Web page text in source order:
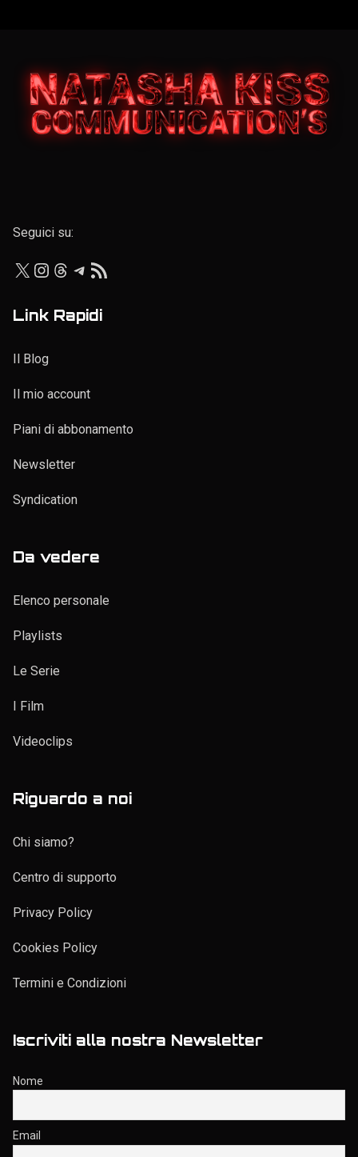
Elenco personale
Seguici su:
X Instagram
Threads
Telegram
Link Rapidi
Il Blog
Il mio account
Piani di abbonamento
Newsletter
Syndication
Da vedere
Elenco personale
Playlists
Le Serie
I Film
Videoclips
Riguardo a noi
Chi siamo?
Centro di supporto
Privacy Policy
Cookies Policy
Termini e Condizioni
Iscriviti alla nostra Newsletter
Nome
Email